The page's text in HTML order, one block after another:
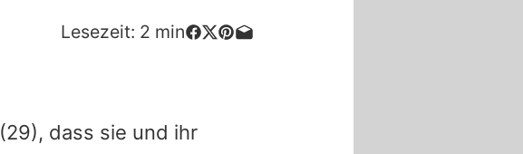
Lesezeit: 2 min
(29), dass sie und ihr